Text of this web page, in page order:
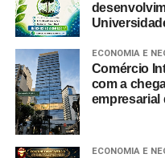
ECONOMIA E
Comércio
com a
empresarial
ECONOMIA E